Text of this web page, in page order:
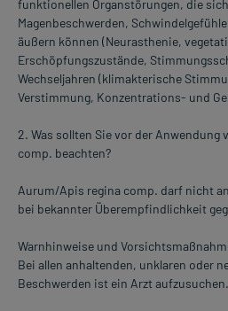
funktionellen Organstörungen, die
Magenbeschwerden,
äußern können (Neurasthenie,
Erschöpfungszustände,
Wechseljahren (klimakterische
Verstimmung, Konzentrations- und
2. Was sollten Sie vor der
comp. beachten?
Aurum/Apis regina comp. darf nicht
bei bekannter Überempfindlichkeit
Warnhinweise und
Bei allen anhaltenden, unklaren oder
Beschwerden ist ein Arzt aufzusuchen.